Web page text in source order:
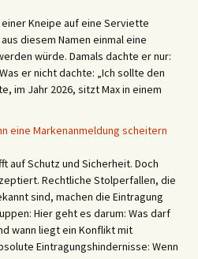
Kneipe auf eine Serviette
diesem Namen einmal eine
würde. Damals dachte er nur:
er nicht dachte: „Ich sollte den
im Jahr 2026, sitzt Max in einem
eine Markenanmeldung scheitern
auf Schutz und Sicherheit. Doch
Rechtliche Stolperfallen, die
sind, machen die Eintragung
Hier geht es darum: Was darf
wann liegt ein Konflikt mit
Eintragungshindernisse: Wenn